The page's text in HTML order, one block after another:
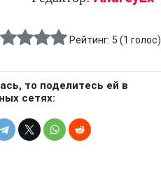
Рейтинг: 5 (1 голос)
то поделитесь ей в
сетях: